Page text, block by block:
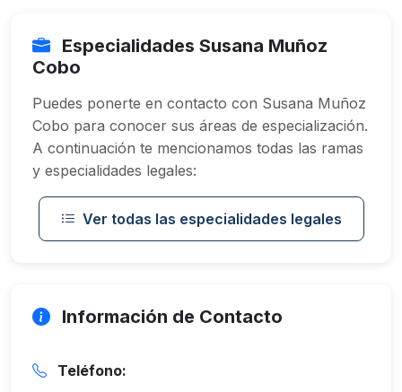
Especialidades Susana Muñoz
Cobo
Puedes ponerte en contacto con Susana Muñoz
Cobo para conocer sus áreas de especialización.
A continuación te mencionamos todas las ramas
y especialidades legales:
Ver todas las especialidades legales
Información de Contacto
Teléfono: